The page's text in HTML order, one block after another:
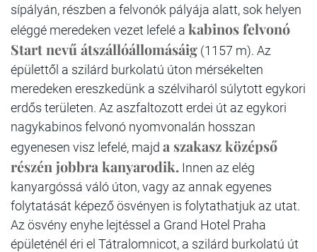
sípályán, részben a felvonók pályája alatt, sok helyen
eléggé meredeken vezet lefelé a kabinos felvonó
Start nevű átszállóállomásáig (1157 m). Az
épülettől a szilárd burkolatú úton mérsékelten
meredeken ereszkedünk a szélviharól súlytott egykori
erdős területen. Az aszfaltozott erdei út az egykori
nagykabinos felvonó nyomvonalán hosszan
egyenesen visz lefelé, majd a szakasz középső
részén jobbra kanyarodik. Innen az elég
kanyargóssá váló úton, vagy az annak egyenes
folytatását képező ösvényen is folytathatjuk az utat.
Az ösvény enyhe lejtéssel a Grand Hotel Praha
épületénél éri el Tátralomnicot, a szilárd burkolatú út